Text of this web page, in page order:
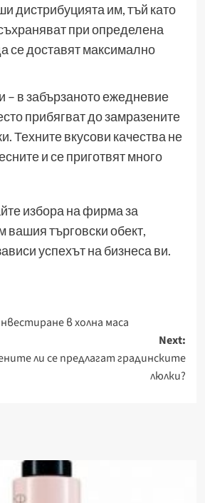
дистрибуцията им, тъй като
при определена
се доставят максимално
– в забързаното ежедневие
прибягват до замразените
Техните вкусови качества не
и се приготвят много
избора на фирма за
вашия търговски обект,
успехът на бизнеса ви.
в холна маса
Next:
ли се предлагат градинските
люлки?